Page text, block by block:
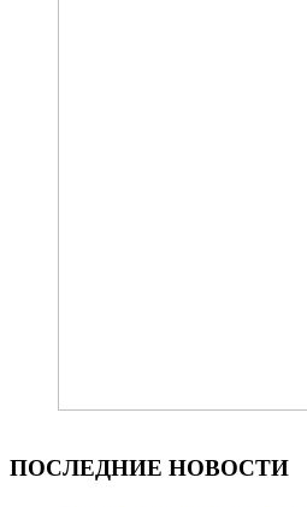
ПОСЛЕДНИЕ НОВОСТИ